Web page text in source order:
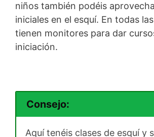
niños también podéis
iniciales en el esquí. En todas
tienen monitores para dar
iniciación.
Consejo:
Aquí tenéis clases de esquí y